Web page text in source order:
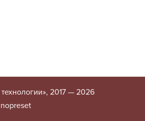
2017 — 2026